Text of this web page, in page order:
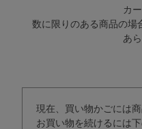
カ
数に限りのある商品の場
あ
現在、買い物かごには
お買い物を続けるには